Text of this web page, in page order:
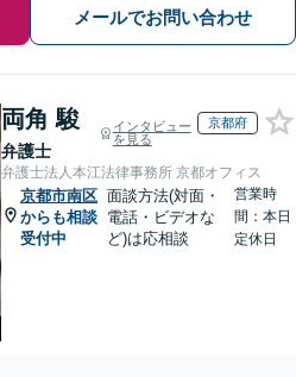
メールでお問い合わせ
両角 駿
弁護士
インタビュー
を見る
京都府
弁護士法人本江法律事務所 京都オフィス
京都市南区
からも相談
受付中
面談方法(対面・
電話・ビデオな
ど)は応相談
営業時
間：本日
定休日